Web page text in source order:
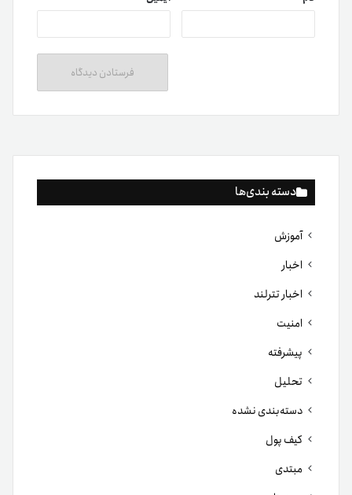
دسته بندی‌ها
آموزش
اخبار
اخبار تترلند
امنیت
پیشرفته
تحلیل
دسته‌بندی نشده
کیف پول
مبتدی